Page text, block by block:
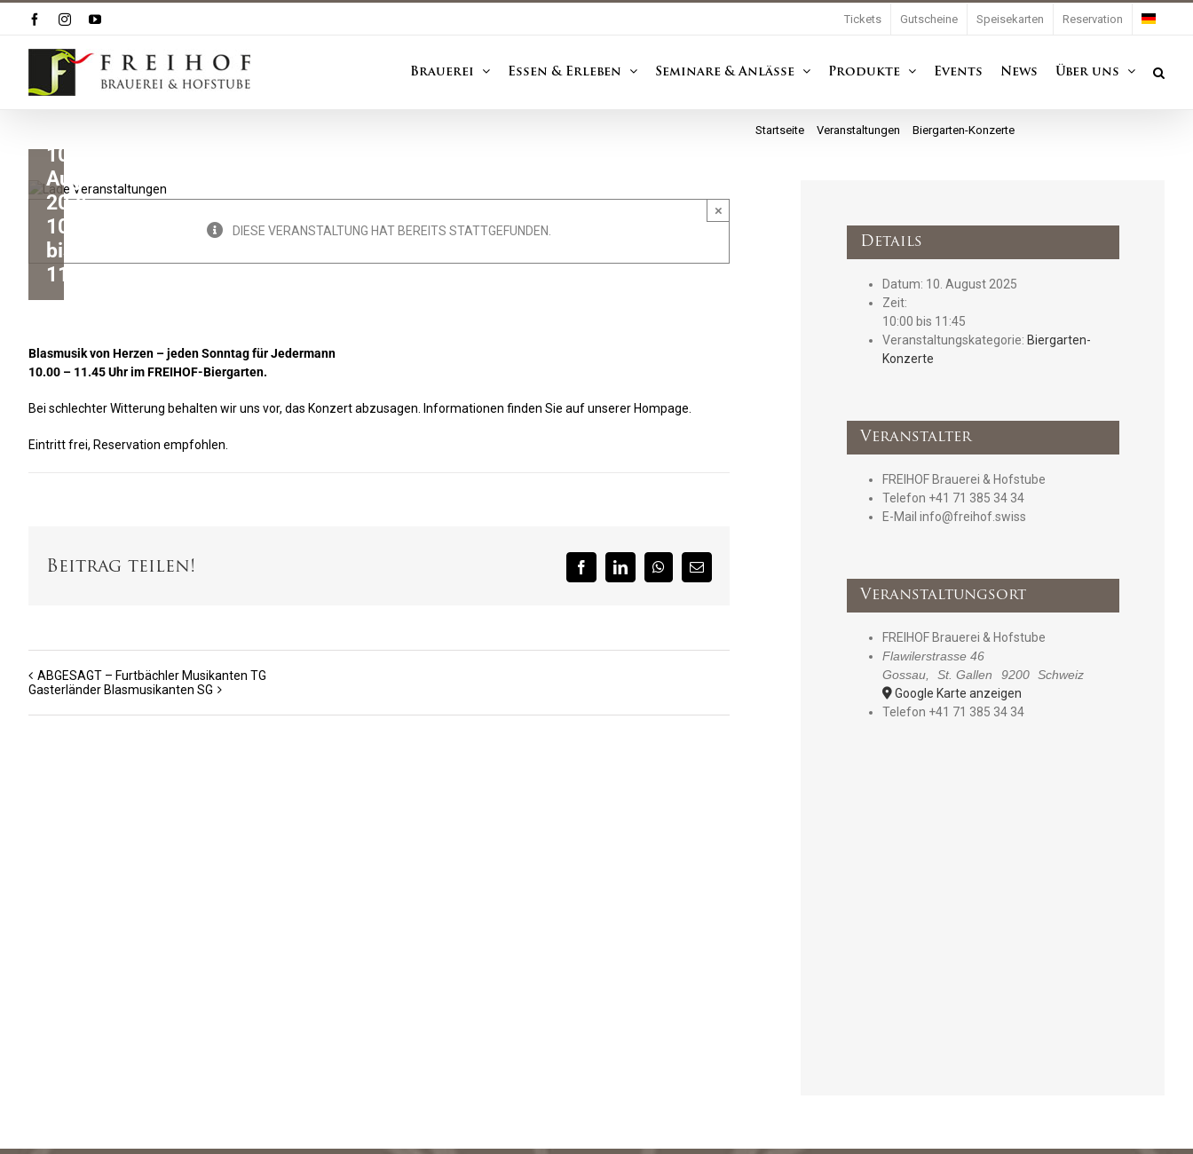
FacebookInstagramYouTube Tickets Gutscheine Speisekarten Reservation
Brauerei Essen & Erleben Seminare & Anlässe Produkte Events News Über uns
Startseite Veranstaltungen Biergarten-Konzerte
DIESE VERANSTALTUNG HAT BEREITS STATTGEFUNDEN.
×
Dorfspatzen
10.
August
2025,
10:00
bis
11:45
Blasmusik von Herzen – jeden Sonntag für Jedermann
10.00 – 11.45 Uhr im FREIHOF-Biergarten.
Bei schlechter Witterung behalten wir uns vor, das Konzert abzusagen. Informationen finden Sie auf unserer Hompage.
Eintritt frei, Reservation empfohlen.
Beitrag teilen! FacebookLinkedInWhatsApp
E-
Mail
ABGESAGT – Furtbächler Musikanten TG
Gasterländer Blasmusikanten SG
Details
Datum: 10. August 2025
Zeit:
10:00 bis 11:45
Veranstaltungskategorie: Biergarten-
Konzerte
Veranstalter
FREIHOF Brauerei & Hofstube
Telefon +41 71 385 34 34
E-Mail info@freihof.swiss
Veranstaltungsort
FREIHOF Brauerei & Hofstube
Flawilerstrasse 46
Gossau, St. Gallen 9200 Schweiz
Google Karte anzeigen
Telefon +41 71 385 34 34